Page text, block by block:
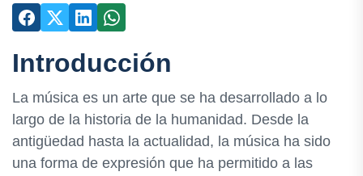
Introducción
La música es un arte que se ha desarrollado a lo
largo de la historia de la humanidad. Desde la
antigüedad hasta la actualidad, la música ha sido
una forma de expresión que ha permitido a las